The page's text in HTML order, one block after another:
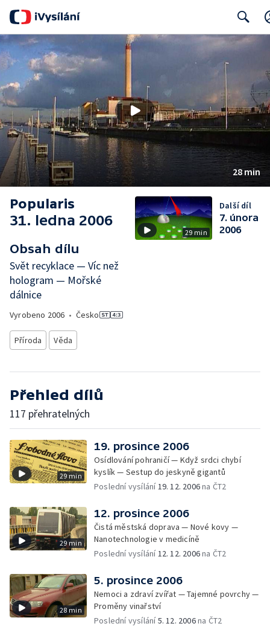
Search
28 min
Popularis
31. ledna 2006
Obsah dílu
Svět recyklace — Víc než
hologram — Mořské
dálnice
Vyrobeno 2006 • Česko
Příroda Věda
29 min
Další díl
7. února
2006
Přehled dílů
117 přehratelných
29 min
19. prosince 2006
Osídlování pohraničí — Když srdci chybí
kyslík — Sestup do jeskyně gigantů
Poslední vysílání19. 12. 2006na ČT2
29 min
12. prosince 2006
Čistá městská doprava — Nové kovy —
Nanotechnologie v medicíně
Poslední vysílání12. 12. 2006na ČT2
28 min
5. prosince 2006
Nemoci a zdraví zvířat — Tajemné povrchy —
Proměny vinařství
Poslední vysílání5. 12. 2006na ČT2